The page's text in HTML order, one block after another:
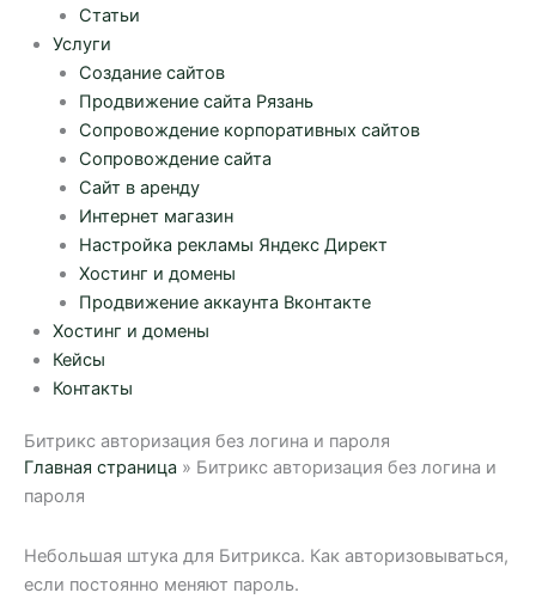
Статьи
Услуги
Создание сайтов
Продвижение сайта Рязань
Сопровождение корпоративных сайтов
Сопровождение сайта
Сайт в аренду
Интернет магазин
Настройка рекламы Яндекс Директ
Хостинг и домены
Продвижение аккаунта Вконтакте
Хостинг и домены
Кейсы
Контакты
Битрикс авторизация без логина и пароля
Главная страница » Битрикс авторизация без логина и
пароля
Небольшая штука для Битрикса. Как авторизовываться,
если постоянно меняют пароль.